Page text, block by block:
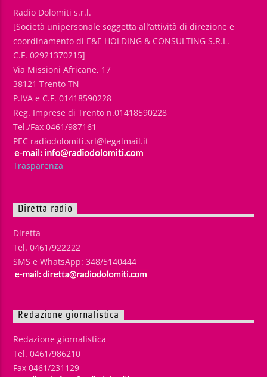
Radio Dolomiti s.r.l.
[Società unipersonale soggetta all’attività di direzione e
coordinamento di E&E HOLDING & CONSULTING S.R.L.
C.F. 02921370215]
Via Missioni Africane, 17
38121 Trento TN
P.IVA e C.F. 01418590228
Reg. Imprese di Trento n.01418590228
Tel./Fax 0461/987161
PEC radiodolomiti.srl@legalmail.it
Trasparenza
Diretta radio
Diretta
Tel. 0461/922222
SMS e WhatsApp: 348/5140444
Redazione giornalistica
Redazione giornalistica
Tel. 0461/986210
Fax 0461/231129